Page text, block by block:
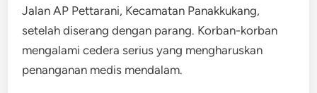
Jalan AP Pettarani, Kecamatan Panakkukang,
setelah diserang dengan parang. Korban-korban
mengalami cedera serius yang mengharuskan
penanganan medis mendalam.